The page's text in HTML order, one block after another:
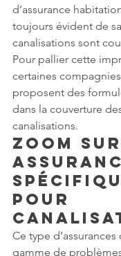
d’assurance
toujours évident de
canalisations sont
Pour pallier cette
certaines compagnies
proposent des
dans la couverture
canalisations.
Zoom
pour
Ce type d’assurances
gamme de